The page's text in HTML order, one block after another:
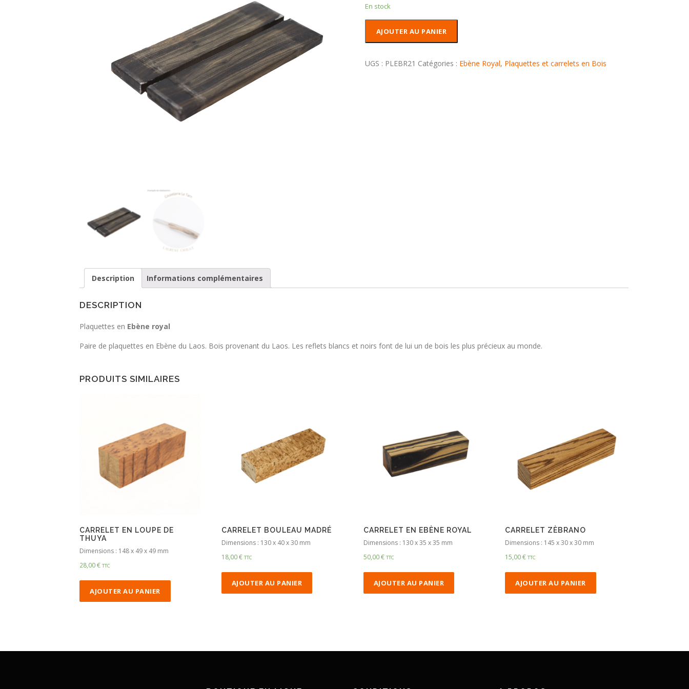
En stock
Ebène
AJOUTER AU PANIER
UGS : PLEBR21 Catégories : Ebène Royal, Plaquettes et carrelets en Bois
Description Informations complémentaires
DESCRIPTION
Plaquettes en Ebène royal
Paire de plaquettes en Ebène du Laos. Bois provenant du Laos. Les reflets blancs et noirs font de lui un de bois les plus précieux au monde.
PRODUITS SIMILAIRES
CARRELET EN LOUPE DE
THUYA
Dimensions : 148 x 49 x 49 mm
28,00€ TTC
AJOUTER AU PANIER
CARRELET BOULEAU MADRÉ
Dimensions : 130 x 40 x 30 mm
18,00€ TTC
AJOUTER AU PANIER
CARRELET EN EBÈNE ROYAL
Dimensions : 130 x 35 x 35 mm
50,00€ TTC
AJOUTER AU PANIER
CARRELET ZÈBRANO
Dimensions : 145 x 30 x 30 mm
15,00€ TTC
AJOUTER AU PANIER